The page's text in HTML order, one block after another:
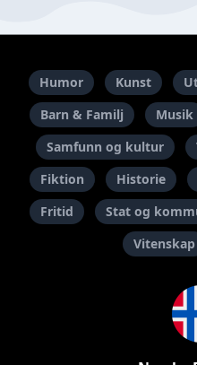
Humor Kunst
Barn & Familj
Musik
Samfunn og kultur
Fiktion
Historie
Fritid
Stat og
Vitenskap